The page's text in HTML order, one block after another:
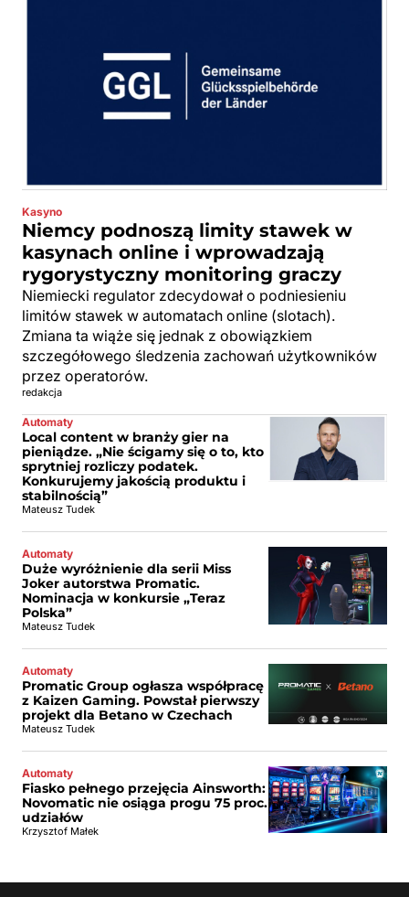
Kasyno
Niemcy podnoszą limity stawek w
kasynach online i wprowadzają
rygorystyczny monitoring graczy
Niemiecki regulator zdecydował o podniesieniu
limitów stawek w automatach online (slotach).
Zmiana ta wiąże się jednak z obowiązkiem
szczegółowego śledzenia zachowań użytkowników
przez operatorów.
redakcja
Automaty
Local content w branży gier na
pieniądze. „Nie ścigamy się o to, kto
sprytniej rozliczy podatek.
Konkurujemy jakością produktu i
stabilnością”
Mateusz Tudek
Automaty
Duże wyróżnienie dla serii Miss
Joker autorstwa Promatic.
Nominacja w konkursie „Teraz
Polska”
Mateusz Tudek
Automaty
Promatic Group ogłasza współpracę
z Kaizen Gaming. Powstał pierwszy
projekt dla Betano w Czechach
Mateusz Tudek
Automaty
Fiasko pełnego przejęcia Ainsworth:
Novomatic nie osiąga progu 75 proc.
udziałów
Krzysztof Małek